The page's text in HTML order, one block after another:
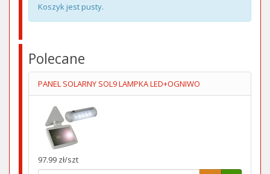
Koszyk jest pusty.
Polecane
PANEL SOLARNY SOL9 LAMPKA LED+OGNIWO
97.99 zł/szt